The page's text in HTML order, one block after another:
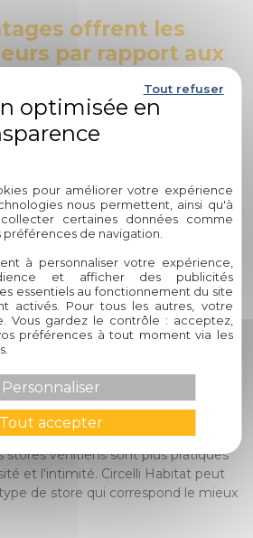
offrent les
par rapport aux
?
que ceux proposés par Circelli
avantages distincts par rapport
permettent de créer des
à l'extérieur de votre
détendre et profiter de moments
entre des
et des stores
ses fenêtres ?
bateaux et des stores vénitiens
de vos préférences esthétiques et
souhaitez créer dans votre espace
offrent un look plus doux et
stores vénitiens sont plus pratiques
et l'intimité. Circelli Habitat peut
de store qui correspond le mieux
pour améliorer votre expérience
nous permettent, ainsi qu'à
certaines données comme
de navigation.
à personnaliser votre expérience,
et afficher des publicités
essentiels au fonctionnement du site
activés. Pour tous les autres, votre
Vous gardez le contrôle : acceptez,
préférences à tout moment via les
Tout accepter
Tout refuser
Personnaliser